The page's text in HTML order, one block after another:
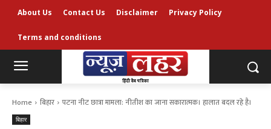
About Us Contact Us Disclaimer Privacy Policy
Terms and conditions
Home बिहार पटना नीट छात्रा मामला: नीतीश का जाना सकारात्मक। हालात बदल रहे है।
बिहार